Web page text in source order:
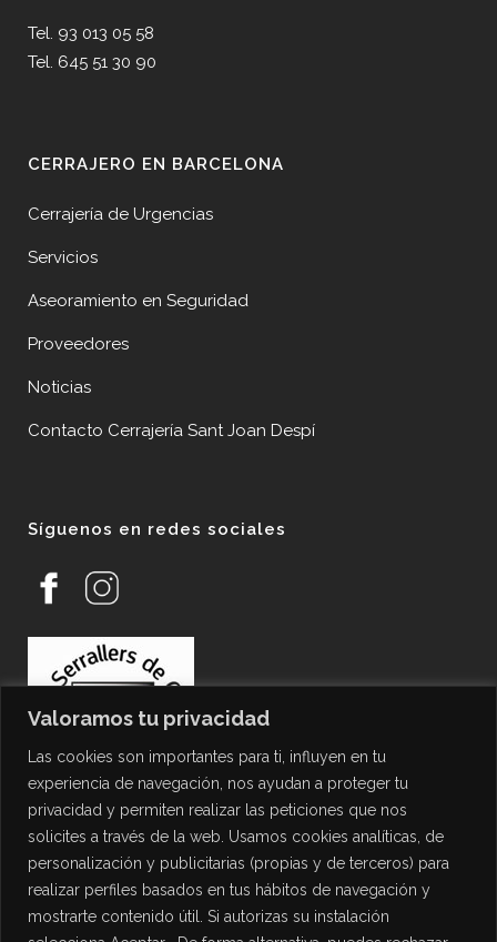
Valoramos tu privacidad
Las cookies son importantes para ti, influyen en tu
experiencia de navegación, nos ayudan a proteger tu
privacidad y permiten realizar las peticiones que nos
solicites a través de la web. Usamos cookies analíticas, de
personalización y publicitarias (propias y de terceros) para
realizar perfiles basados en tus hábitos de navegación y
mostrarte contenido útil. Si autorizas su instalación
Tel. 93 013 05 58
Tel. 645 51 30 90
CERRAJERO EN BARCELONA
Cerrajería de Urgencias
Servicios
Aseoramiento en Seguridad
Proveedores
Noticias
Contacto Cerrajería Sant Joan Despí
Síguenos en redes sociales
PROTECCIÓN DE DATOS
Política de Privacidad